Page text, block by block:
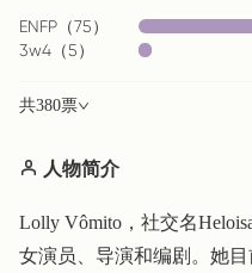
ENFP （75）
3w4 （5）
共380票
人物简介
Lolly Vômito，社交名
女演员、导演和编剧。她